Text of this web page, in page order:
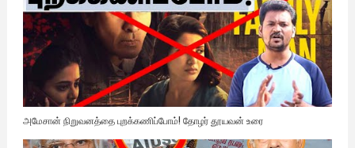
அமேசான் நிறுவனத்தை புறக்கணிப்போம்! தோழர் தூயவன் உரை